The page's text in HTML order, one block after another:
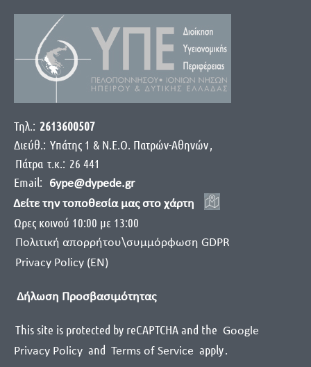
Τηλ.: 2613600507
Διεύθ.: Yπάτης 1 & Ν.Ε.Ο. Πατρών-Αθηνών,
Πάτρα τ.κ.: 26 441
Email:
6ype@dypede.gr
Δείτε την τοποθεσία μας στο χάρτη
Ωρες κοινού 10:00 με 13:00
Πολιτική απορρήτου\συμμόρφωση GDPR
Privacy Policy (EN)
Δήλωση Προσβασιμότητας
This site is protected by reCAPTCHA and the Google
Privacy Policy and Terms of Service apply.